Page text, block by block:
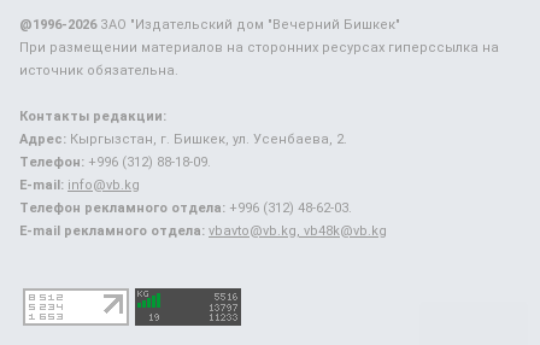
@1996-2026ЗАО "Издательский дом "Вечерний Бишкек"
При размещении материалов на сторонних ресурсах гиперссылка на
источник обязательна.
Контакты редакции:
Адрес: Кыргызстан, г. Бишкек, ул. Усенбаева, 2.
Телефон: +996 (312) 88-18-09.
E-mail: info@vb.kg
Телефон рекламного отдела: +996 (312) 48-62-03.
E-mail рекламного отдела: vbavto@vb.kg, vb48k@vb.kg